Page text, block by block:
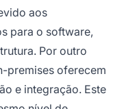
aos
para o software,
Por outro
premises oferecem
e integração. Este